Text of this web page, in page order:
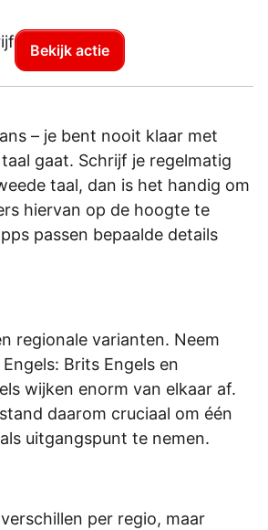
Bekijk actie
– je bent nooit klaar met
gaat. Schrijf je regelmatig
taal, dan is het handig om
hiervan op de hoogte te
passen bepaalde details
regionale varianten. Neem
Brits Engels en
wijken enorm van elkaar af.
daarom cruciaal om één
uitgangspunt te nemen.
per regio, maar